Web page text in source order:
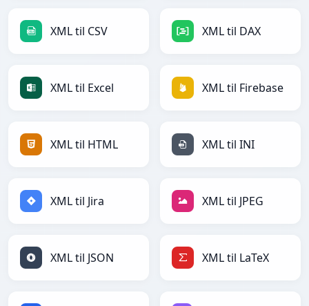
XML til CSV XML til DAX
XML til Excel XML til Firebase
XML til HTML XML til INI
XML til Jira XML til JPEG
XML til JSON XML til LaTeX